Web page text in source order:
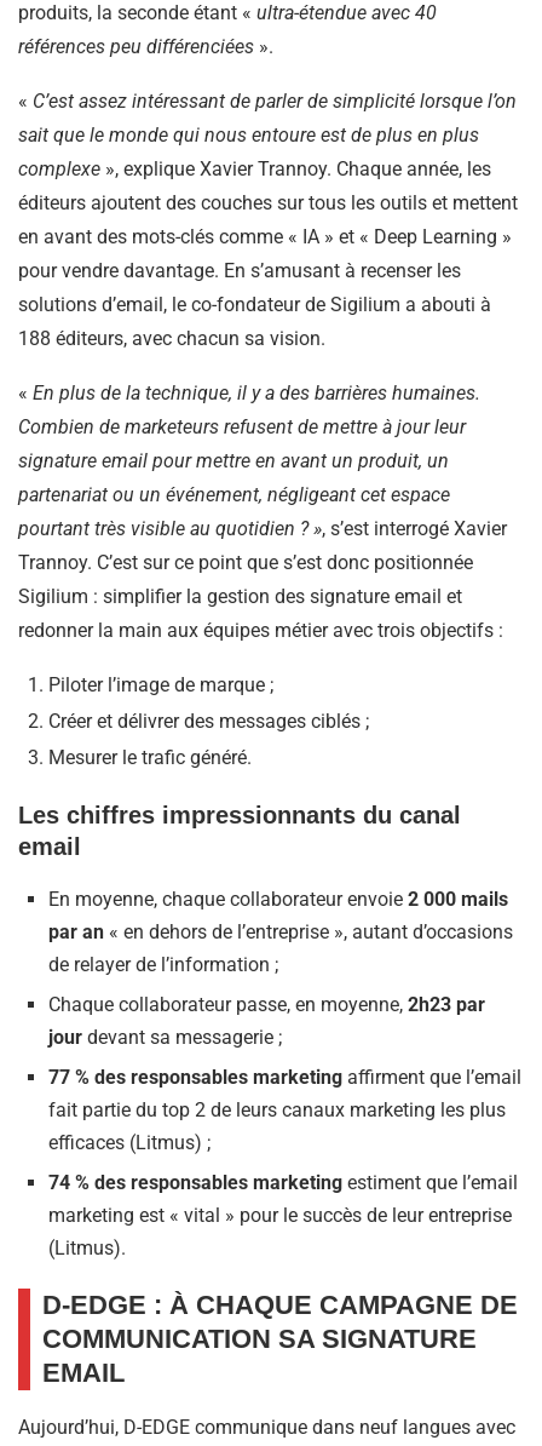
produits, la seconde étant « ultra-étendue avec 40
références peu différenciées ».
« C’est assez intéressant de parler de simplicité lorsque l’on
sait que le monde qui nous entoure est de plus en plus
complexe », explique Xavier Trannoy. Chaque année, les
éditeurs ajoutent des couches sur tous les outils et mettent
en avant des mots-clés comme « IA » et « Deep Learning »
pour vendre davantage. En s’amusant à recenser les
solutions d’email, le co-fondateur de Sigilium a abouti à
188 éditeurs, avec chacun sa vision.
« En plus de la technique, il y a des barrières humaines.
Combien de marketeurs refusent de mettre à jour leur
signature email pour mettre en avant un produit, un
partenariat ou un événement, négligeant cet espace
pourtant très visible au quotidien ? », s’est interrogé Xavier
Trannoy. C’est sur ce point que s’est donc positionnée
Sigilium : simplifier la gestion des signature email et
redonner la main aux équipes métier avec trois objectifs :
Piloter l’image de marque ;
Créer et délivrer des messages ciblés ;
Mesurer le trafic généré.
Les chiffres impressionnants du canal
email
En moyenne, chaque collaborateur envoie 2 000 mails
par an « en dehors de l’entreprise », autant d’occasions
de relayer de l’information ;
Chaque collaborateur passe, en moyenne, 2h23 par
jour devant sa messagerie ;
77 % des responsables marketing affirment que l’email
fait partie du top 2 de leurs canaux marketing les plus
efficaces (Litmus) ;
74 % des responsables marketing estiment que l’email
marketing est « vital » pour le succès de leur entreprise
(Litmus).
D-EDGE : À CHAQUE CAMPAGNE DE
COMMUNICATION SA SIGNATURE
EMAIL
Aujourd’hui, D-EDGE communique dans neuf langues avec